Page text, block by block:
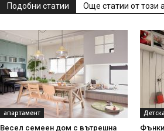
Подобни статии Още статии от този
апартамент
Весел семеен дом с вътрешна
Фънки